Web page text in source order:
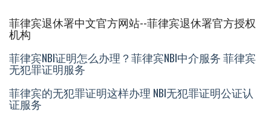
菲律宾退休署中文官方网站--菲律宾退休署官方授权
机构
菲律宾NBI证明怎么办理？菲律宾NBI中介服务 菲律宾
无犯罪证明服务
菲律宾的无犯罪证明这样办理 NBI无犯罪证明公证认
证服务